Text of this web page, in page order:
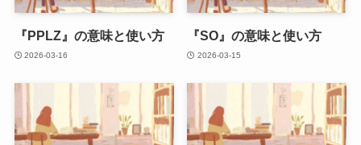
『PPLZ』の意味と使い方
2026-03-16
『SO』の意味と使い方
2026-03-15